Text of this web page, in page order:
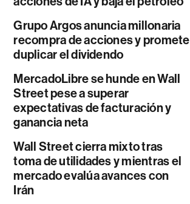
Grupo Argos anuncia millonaria
recompra de acciones y promete
duplicar el dividendo
MercadoLibre se hunde en Wall
Street pese a superar
expectativas de facturación y
ganancia neta
Wall Street cierra mixto tras
toma de utilidades y mientras el
mercado evalúa avances con
Irán